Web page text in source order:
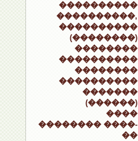
����������
����������,
����������
(��������)
��������
����������
��������
����������
�������
(������)
����
�������� ����-
��